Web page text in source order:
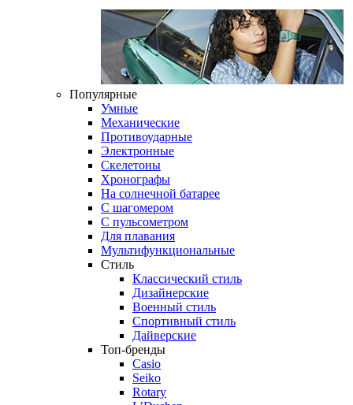
Популярные
Умные
Механические
Противоударные
Электронные
Скелетоны
Хронографы
На солнечной батарее
С шагомером
С пульсометром
Для плавания
Мультифункциональные
Стиль
Классический стиль
Дизайнерские
Военный стиль
Спортивный стиль
Дайверские
Топ-бренды
Casio
Seiko
Rotary